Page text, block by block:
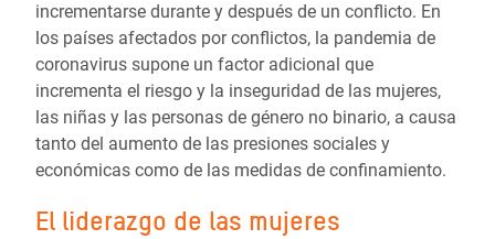
incrementarse durante y después de un conflicto. En
los países afectados por conflictos, la pandemia de
coronavirus supone un factor adicional que
incrementa el riesgo y la inseguridad de las mujeres,
las niñas y las personas de género no binario, a causa
tanto del aumento de las presiones sociales y
económicas como de las medidas de confinamiento.
El liderazgo de las mujeres